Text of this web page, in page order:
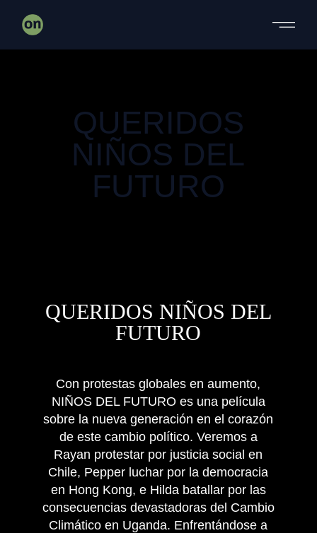
QUERIDOS
NIÑOS DEL
FUTURO
QUERIDOS NIÑOS DEL
FUTURO
Con protestas globales en aumento,
NIÑOS DEL FUTURO es una película
sobre la nueva generación en el corazón
de este cambio político. Veremos a
Rayan protestar por justicia social en
Chile, Pepper luchar por la democracia
en Hong Kong, e Hilda batallar por las
consecuencias devastadoras del Cambio
Climático en Uganda. Enfrentándose a